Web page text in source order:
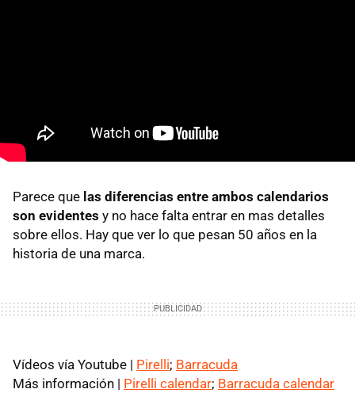
Parece que las diferencias entre ambos calendarios
son evidentes y no hace falta entrar en mas detalles
sobre ellos. Hay que ver lo que pesan 50 años en la
historia de una marca.
Vídeos vía Youtube | Pirelli; Barracuda
Más información | Pirelli calendar; Barracuda calendar